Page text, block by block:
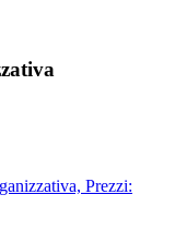
Prezzi: